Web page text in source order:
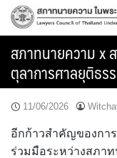
Skip
สภาทนายความ x
ตุลาการศาลยุติธร
11/06/2026
อีกก้าวสำคัญของกา
ร่วมมือระหว่างสภา